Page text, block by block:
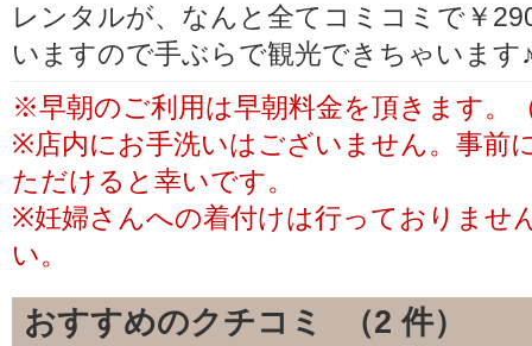
レンタルが、なんと全てコミコミで￥
いますので手ぶらで観光できちゃいます
※早朝のご利用は早朝料金を頂きます。
※店内にお手洗いはございません。事前
ただけると幸いです。
※妊婦さんへの着付けは行っておりませ
い。
おすすめのクチコミ （2 件）